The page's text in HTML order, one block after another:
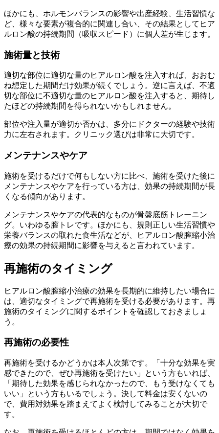
ほかにも、ホルモンバランスの影響や出産経験、生活習慣な
ど、様々な要素が複合的に関連し合い、その結果としてヒア
ルロン酸の持続期間（吸収スピード）に個人差が生じます。
施術量と技術
適切な部位に適切な量のヒアルロン酸を注入すれば、おおむ
ね想定した期間だけ効果が続くでしょう。逆に言えば、不適
切な部位に不適切な量のヒアルロン酸を注入すると、期待し
たほどの持続期間を得られないかもしれません。
部位や注入量が適切か否かは、多分にドクターの経験や技術
力に左右されます。クリニック選びは非常に大切です。
メンテナンスやケア
施術を受けるだけで何もしない方に比べ、施術を受けた後に
メンテナンスやケアを行っている方は、効果の持続期間が長
くなる傾向があります。
メンテナンスやケアの代表的なものが骨盤底筋トレーニン
グ。いわゆる膣トレです。ほかにも、規則正しい生活習慣や
栄養バランスの取れた食生活などが、ヒアルロン酸膣縮小治
療の効果の持続期間に影響を与えると言われています。
再施術のタイミング
ヒアルロン酸膣縮小治療の効果を長期的に維持したい場合に
は、適切なタイミングで再施術を受ける必要があります。再
施術のタイミングに関するポイントを確認しておきましょ
う。
再施術の必要性
再施術を受けるかどうかは本人次第です。「十分な効果を実
感できたので、ぜひ再施術を受けたい」という方もいれば、
「期待した効果を感じられなかったので、もう受けなくても
いい」という方もいるでしょう。決して料金は安くないの
で、費用対効果を踏まえてよく検討してみることが大切で
す。